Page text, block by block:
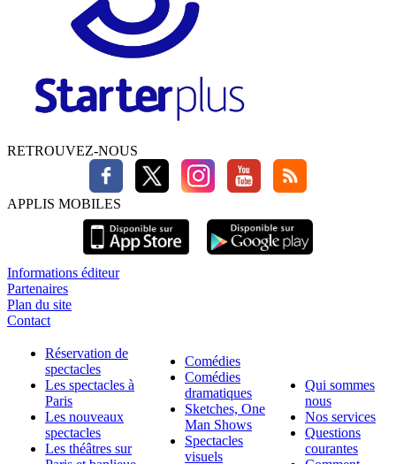
RETROUVEZ-NOUS
APPLIS MOBILES
Informations éditeur
Partenaires
Plan du site
Contact
Réservation de
spectacles
Les spectacles à
Paris
Les nouveaux
spectacles
Les théâtres sur
Comédies
Comédies
dramatiques
Sketches, One
Man Shows
Spectacles
visuels
Qui sommes
nous
Nos services
Questions
courantes